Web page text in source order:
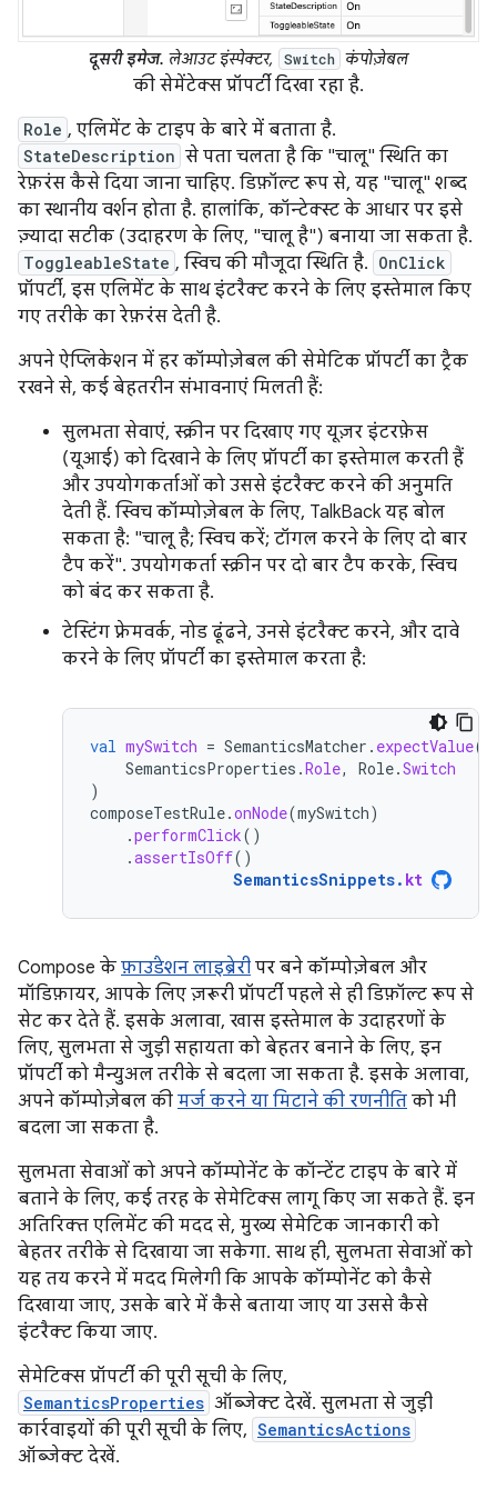
दूसरी इमेज. लेआउट इंस्पेक्टर, Switch कंपोज़ेबल
की सेमेंटेक्स प्रॉपर्टी दिखा रहा है.
Role , एलिमेंट के टाइप के बारे में बताता है.
StateDescription से पता चलता है कि "चालू" स्थिति का
रेफ़रंस कैसे दिया जाना चाहिए. डिफ़ॉल्ट रूप से, यह "चालू" शब्द
का स्थानीय वर्शन होता है. हालांकि, कॉन्टेक्स्ट के आधार पर इसे
ज़्यादा सटीक (उदाहरण के लिए, "चालू है") बनाया जा सकता है.
ToggleableState , स्विच की मौजूदा स्थिति है. OnClick
प्रॉपर्टी, इस एलिमेंट के साथ इंटरैक्ट करने के लिए इस्तेमाल किए
गए तरीके का रेफ़रंस देती है.
अपने ऐप्लिकेशन में हर कॉम्पोज़ेबल की सेमेटिक प्रॉपर्टी का ट्रैक
रखने से, कई बेहतरीन संभावनाएं मिलती हैं:
सुलभता सेवाएं, स्क्रीन पर दिखाए गए यूज़र इंटरफ़ेस
(यूआई) को दिखाने के लिए प्रॉपर्टी का इस्तेमाल करती हैं
और उपयोगकर्ताओं को उससे इंटरैक्ट करने की अनुमति
देती हैं. स्विच कॉम्पोज़ेबल के लिए, TalkBack यह बोल
सकता है: "चालू है; स्विच करें; टॉगल करने के लिए दो बार
टैप करें". उपयोगकर्ता स्क्रीन पर दो बार टैप करके, स्विच
को बंद कर सकता है.
टेस्टिंग फ़्रेमवर्क, नोड ढूंढने, उनसे इंटरैक्ट करने, और दावे
करने के लिए प्रॉपर्टी का इस्तेमाल करता है:
val mySwitch = SemanticsMatcher . expectValue(
SemanticsProperties .Role, Role.Switch
)
composeTestRule.onNode(mySwitch)
.performClick()
.assertIsOff()
SemanticsSnippets. kt
Compose के फ़ाउंडेशन लाइब्रेरी पर बने कॉम्पोज़ेबल और
मॉडिफ़ायर, आपके लिए ज़रूरी प्रॉपर्टी पहले से ही डिफ़ॉल्ट रूप से
सेट कर देते हैं. इसके अलावा, खास इस्तेमाल के उदाहरणों के
लिए, सुलभता से जुड़ी सहायता को बेहतर बनाने के लिए, इन
प्रॉपर्टी को मैन्युअल तरीके से बदला जा सकता है. इसके अलावा,
अपने कॉम्पोज़ेबल की मर्ज करने या मिटाने की रणनीति को भी
बदला जा सकता है.
सुलभता सेवाओं को अपने कॉम्पोनेंट के कॉन्टेंट टाइप के बारे में
बताने के लिए, कई तरह के सेमेटिक्स लागू किए जा सकते हैं. इन
अतिरिक्त एलिमेंट की मदद से, मुख्य सेमेटिक जानकारी को
बेहतर तरीके से दिखाया जा सकेगा. साथ ही, सुलभता सेवाओं को
यह तय करने में मदद मिलेगी कि आपके कॉम्पोनेंट को कैसे
दिखाया जाए, उसके बारे में कैसे बताया जाए या उससे कैसे
इंटरैक्ट किया जाए.
सेमेटिक्स प्रॉपर्टी की पूरी सूची के लिए,
SemanticsProperties ऑब्जेक्ट देखें. सुलभता से जुड़ी
कार्रवाइयों की पूरी सूची के लिए, SemanticsActions
ऑब्जेक्ट देखें.